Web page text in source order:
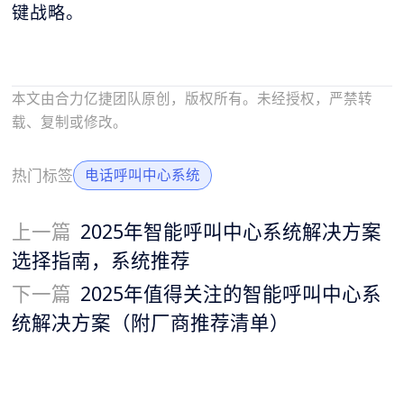
键战略。
本文由合力亿捷团队原创，版权所有。未经授权，严禁转
载、复制或修改。
热门标签 电话呼叫中心系统
上一篇 2025年智能呼叫中心系统解决方案
选择指南，系统推荐
下一篇 2025年值得关注的智能呼叫中心系
统解决方案（附厂商推荐清单）